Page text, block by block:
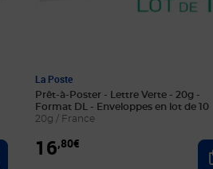
au panier
La Poste
Prêt-à-Poster - Lettre Verte - 20g -
Format DL - Enveloppes en lot de 10
20g / France
16,80€